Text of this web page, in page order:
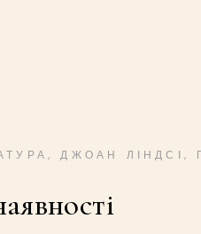
,ДЖОАН ЛІНДСІ ,